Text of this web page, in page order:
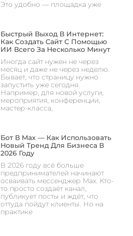
Это удобно — площадка уже
Быстрый Выход В Интернет:
Как Создать Сайт С Помощью
ИИ Всего За Несколько Минут
Иногда сайт нужен не через
месяц и даже не через неделю.
Бывает, что страницу нужно
запустить уже сегодня.
Например, для новой услуги,
мероприятия, конференции,
мастер-класса,
Бот В Max — Как Использовать
Новый Тренд Для Бизнеса В
2026 Году
В 2026 году всё больше
предпринимателей начинают
осваивать мессенджер Max. Кто-
то просто создаёт канал,
публикует посты и ждёт, что
оттуда пойдут клиенты. Но на
практике